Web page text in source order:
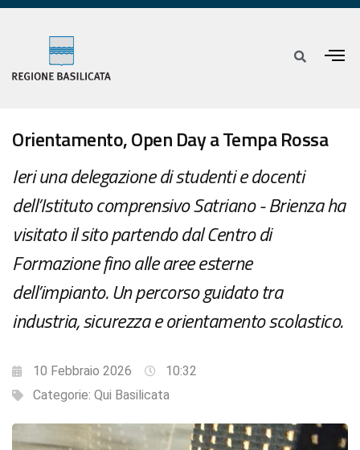
Orientamento, Open Day a Tempa Rossa
Ieri una delegazione di studenti e docenti
dell’Istituto comprensivo Satriano - Brienza ha
visitato il sito partendo dal Centro di
Formazione fino alle aree esterne
dell’impianto. Un percorso guidato tra
industria, sicurezza e orientamento scolastico.
10 Febbraio 2026
10:32
Categorie: Qui Basilicata